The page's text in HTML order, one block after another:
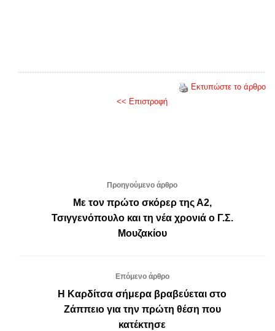
Εκτυπώστε το άρθρο
<< Επιστροφή
Προηγούμενο άρθρο
Με τον πρώτο σκόρερ της Α2,
Τσιγγενόπουλο και τη νέα χρονιά ο Γ.Σ.
Μουζακίου
Επόμενο άρθρο
Η Καρδίτσα σήμερα βραβεύεται στο
Ζάππειο για την πρώτη θέση που
κατέκτησε